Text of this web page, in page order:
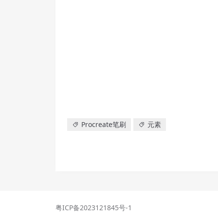
Procreate笔刷 元素
粤ICP备2023121845号-1